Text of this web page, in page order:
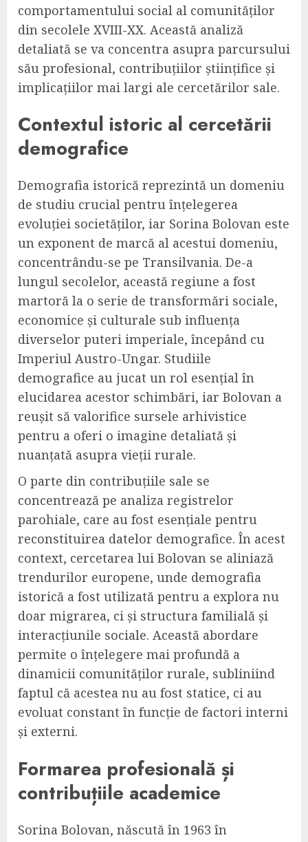
comportamentului social al comunităților
din secolele XVIII-XX. Această analiză
detaliată se va concentra asupra parcursului
său profesional, contribuțiilor științifice și
implicațiilor mai largi ale cercetărilor sale.
Contextul istoric al cercetării
demografice
Demografia istorică reprezintă un domeniu
de studiu crucial pentru înțelegerea
evoluției societăților, iar Sorina Bolovan este
un exponent de marcă al acestui domeniu,
concentrându-se pe Transilvania. De-a
lungul secolelor, această regiune a fost
martoră la o serie de transformări sociale,
economice și culturale sub influența
diverselor puteri imperiale, începând cu
Imperiul Austro-Ungar. Studiile
demografice au jucat un rol esențial în
elucidarea acestor schimbări, iar Bolovan a
reușit să valorifice sursele arhivistice
pentru a oferi o imagine detaliată și
nuanțată asupra vieții rurale.
O parte din contribuțiile sale se
concentrează pe analiza registrelor
parohiale, care au fost esențiale pentru
reconstituirea datelor demografice. În acest
context, cercetarea lui Bolovan se aliniază
trendurilor europene, unde demografia
istorică a fost utilizată pentru a explora nu
doar migrarea, ci și structura familială și
interacțiunile sociale. Această abordare
permite o înțelegere mai profundă a
dinamicii comunităților rurale, subliniind
faptul că acestea nu au fost statice, ci au
evoluat constant în funcție de factori interni
și externi.
Formarea profesională și
contribuțiile academice
Sorina Bolovan, născută în 1963 în